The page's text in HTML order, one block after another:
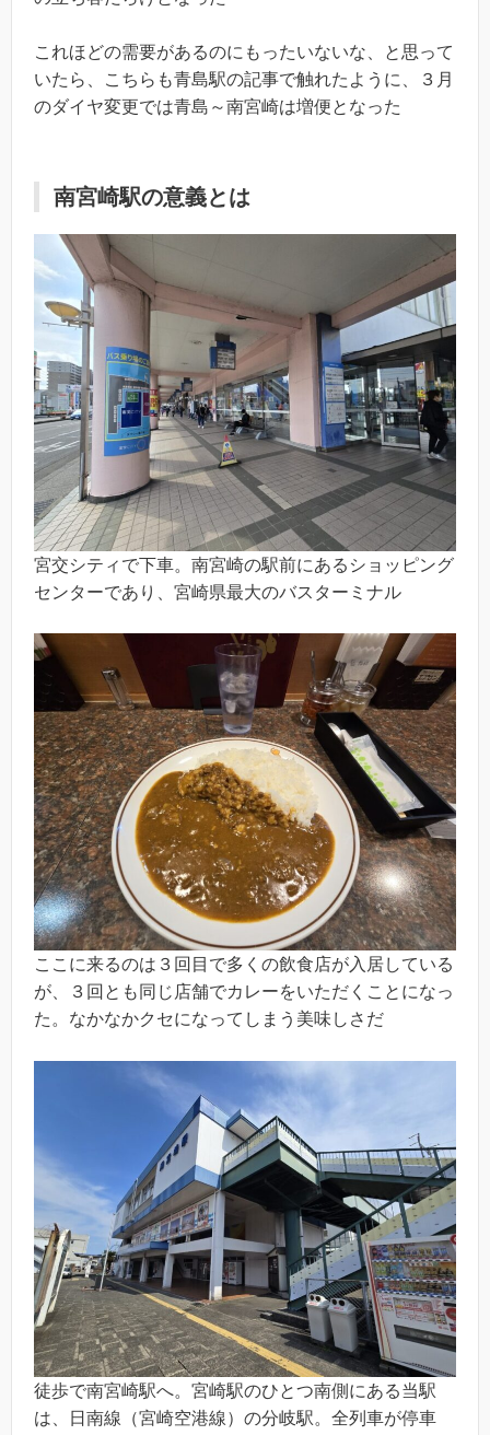
これほどの需要があるのにもったいないな、と思って
いたら、こちらも青島駅の記事で触れたように、３月
のダイヤ変更では青島～南宮崎は増便となった
南宮崎駅の意義とは
宮交シティで下車。南宮崎の駅前にあるショッピング
センターであり、宮崎県最大のバスターミナル
ここに来るのは３回目で多くの飲食店が入居している
が、３回とも同じ店舗でカレーをいただくことになっ
た。なかなかクセになってしまう美味しさだ
徒歩で南宮崎駅へ。宮崎駅のひとつ南側にある当駅
は、日南線（宮崎空港線）の分岐駅。全列車が停車